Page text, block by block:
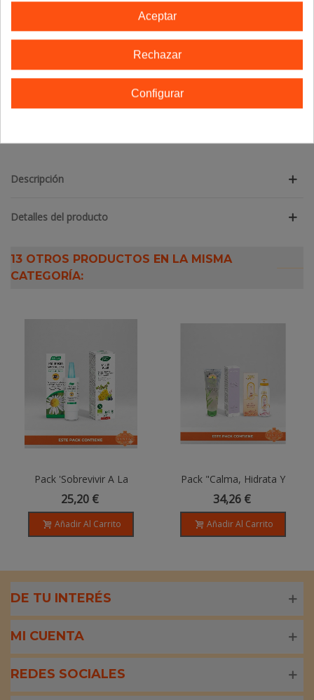
Marca: Esential Aroms (INTERSA)
TE GUSTARÁN
No hay artículos
Descripción
Detalles del producto
13 OTROS PRODUCTOS EN LA MISMA
CATEGORÍA:
Pack 'Sobrevivir A La
Primavera' - Mix Aler +
Pollinosan
25,20 €
Añadir Al Carrito
Pack "Calma, Hidrata Y
Repara. Tu Escudo Natural
Contra El Sol."
34,26 €
Añadir Al Carrito
DE TU INTERÉS
MI CUENTA
REDES SOCIALES
Aceptar
Rechazar
Configurar